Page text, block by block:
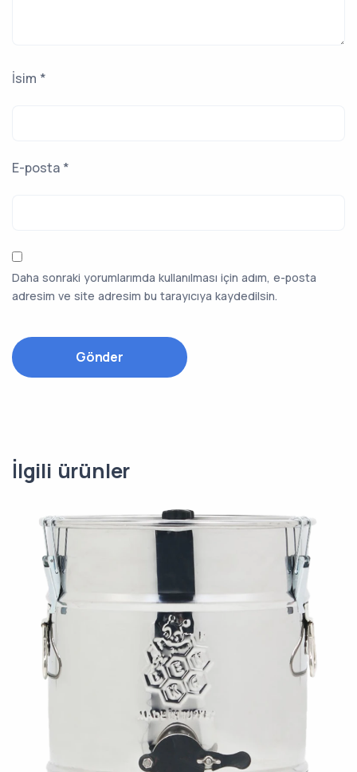
İsim *
E-posta *
Daha sonraki yorumlarımda kullanılması için adım, e-posta
adresim ve site adresim bu tarayıcıya kaydedilsin.
İlgili ürünler